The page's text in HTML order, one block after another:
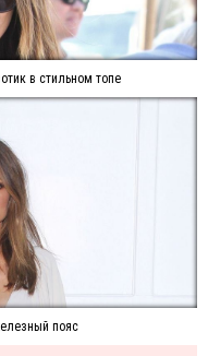
в стильном топе
пояс